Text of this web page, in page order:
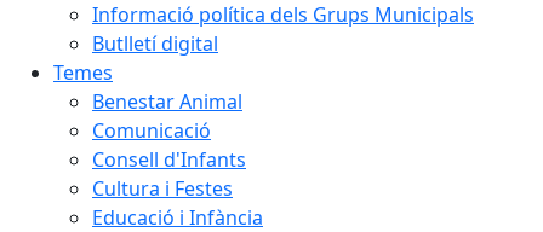
Informació política dels Grups Municipals
Butlletí digital
Temes
Benestar Animal
Comunicació
Consell d'Infants
Cultura i Festes
Educació i Infància